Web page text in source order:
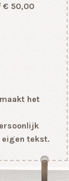
€ 50,00
het
tekst.